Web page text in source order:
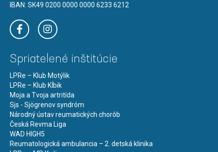
IBAN: SK49 0200 0000 0000 6233 6212
Spriatelené inštitúcie
LPRe – Klub Motýlik
LPRe – Klub Kĺbik
Moja a Tvoja artritída
Sjs - Sjögrenov syndróm
Národný ústav reumatických chorôb
Česká Revma Liga
WAD HIGH5
Reumatologická ambulancia – 2. detská klinika